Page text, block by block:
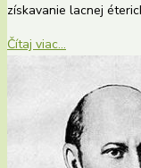
získavanie lacnej
Čítaj viac...